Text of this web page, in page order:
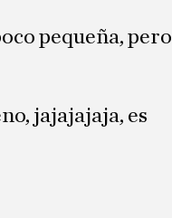
pequeña, pero
jajajajaja, es